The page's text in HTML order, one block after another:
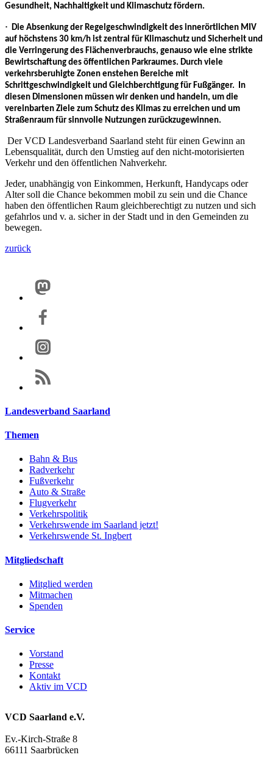
Gesundheit, Nachhaltigkeit und Klimaschutz fördern.
· Die Absenkung der Regelgeschwindigkeit des innerörtlichen MIV
auf höchstens 30 km/h ist zentral für Klimaschutz und Sicherheit und
die Verringerung des Flächenverbrauchs, genauso wie eine strikte
Bewirtschaftung des öffentlichen Parkraumes. Durch viele
verkehrsberuhigte Zonen enstehen Bereiche mit
Schrittgeschwindigkeit und Gleichberchtigung für Fußgänger. In
diesen Dimensionen müssen wir denken und handeln, um die
vereinbarten Ziele zum Schutz des Klimas zu erreichen und um
Straßenraum für sinnvolle Nutzungen zurückzugewinnen.
Der VCD Landesverband Saarland steht für einen Gewinn an
Lebensqualität, durch den Umstieg auf den nicht-motorisierten
Verkehr und den öffentlichen Nahverkehr.
Jeder, unabhängig von Einkommen, Herkunft, Handycaps oder
Alter soll die Chance bekommen mobil zu sein und die Chance
haben den öffentlichen Raum gleichberechtigt zu nutzen und sich
gefahrlos und v. a. sicher in der Stadt und in den Gemeinden zu
bewegen.
zurück
Landesverband Saarland
Themen
Bahn & Bus
Radverkehr
Fußverkehr
Auto & Straße
Flugverkehr
Verkehrspolitik
Verkehrswende im Saarland jetzt!
Verkehrswende St. Ingbert
Mitgliedschaft
Mitglied werden
Mitmachen
Spenden
Service
Vorstand
Presse
Kontakt
Aktiv im VCD
VCD Saarland e.V.
Ev.-Kirch-Straße 8
66111 Saarbrücken